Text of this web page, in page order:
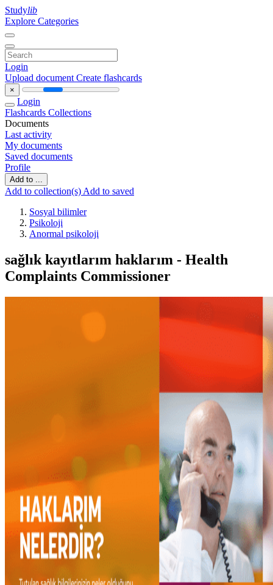
Studylib
Explore Categories
Login
Upload document Create flashcards
×
Login
Flashcards Collections
Documents
Last activity
My documents
Saved documents
Profile
Add to ...
Add to collection(s) Add to saved
Sosyal bilimler
Psikoloji
Anormal psikoloji
sağlık kayıtlarım haklarım - Health
Complaints Commissioner